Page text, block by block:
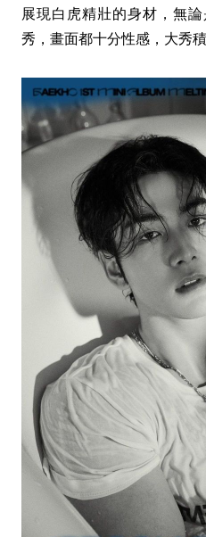
展現白虎精壯的身材，無
秀，畫面都十分性感，大秀積